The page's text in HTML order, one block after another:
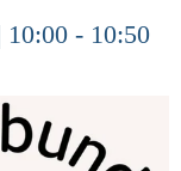
10:00 - 10:50